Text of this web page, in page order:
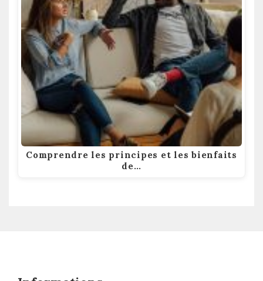
Comprendre les principes et les bienfaits
de…